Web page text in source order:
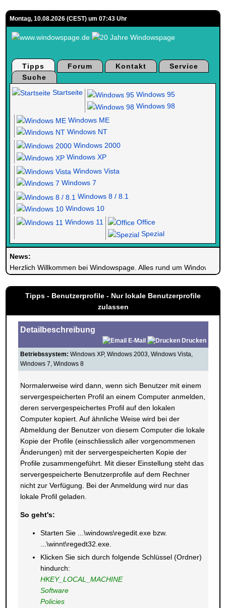
Montag, 10.08.2026 (CEST) um 07:43 Uhr
Tipps Forum Kontakt
Service
Suche
Startseite
Windows 95
Windows 98
Windows ME
Windows NT
Windows 2000
Windows XP
Windows Vista
Windows 7
Windows 8 / 8.1
Windows 10
Windows 11
Office
Spezial
News:
Herzlich Willkommen bei Windowspage. Alles rund um Windows.
Tipps - Benutzerprofile - Nur lokale Benutzerprofile
zulassen
Detailbeschreibung
E-Mail
Drucken
Betriebssystem: Windows XP, Windows 2003, Windows Vista,
Windows 7, Windows 8
Normalerweise wird dann, wenn sich Benutzer mit einem
servergespeicherten Profil an einem Computer anmelden,
deren servergespeichertes Profil auf den lokalen
Computer kopiert. Auf ähnliche Weise wird bei der
Abmeldung der Benutzer von diesem Computer die lokale
Kopie der Profile (einschliesslich aller vorgenommenen
Änderungen) mit der servergespeicherten Kopie der
Profile zusammengeführt. Mit dieser Einstellung steht das
servergespeicherte Benutzerprofile auf dem Rechner
nicht zur Verfügung. Bei der Anmeldung wird nur das
lokale Profil geladen.
So geht's:
Starten Sie ...\windows\regedit.exe bzw.
...\winnt\regedt32.exe.
Klicken Sie sich durch folgende Schlüssel (Ordner)
hindurch:
HKEY_LOCAL_MACHINE
Software
Policies